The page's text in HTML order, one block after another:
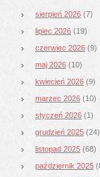
sierpień 2026 (7)
lipiec 2026 (19)
czerwiec 2026 (9)
maj 2026 (10)
kwiecień 2026 (9)
marzec 2026 (10)
styczeń 2026 (1)
grudzień 2025 (24)
listopad 2025 (68)
październik 2025